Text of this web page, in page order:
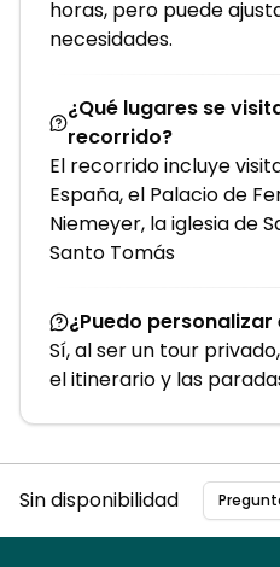
horas, pero puede
necesidades.
¿Qué lugares se
recorrido?
El recorrido incluye
España, el Palacio de
Niemeyer, la iglesia de
Santo Tomás
¿Puedo
Sí, al ser un tour
el itinerario y las
Sin disponibilidad